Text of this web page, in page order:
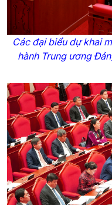
Các đại biểu dự khai
hành Trung ương